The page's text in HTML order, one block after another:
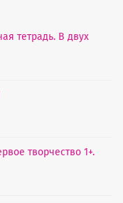
тетрадь. В двух
творчество 1+.